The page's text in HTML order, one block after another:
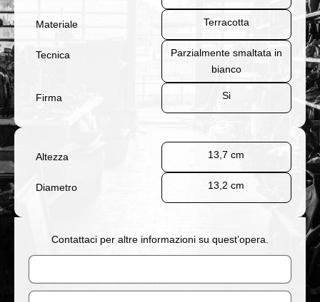
Materiale Terracotta
Tecnica
Parzialmente smaltata in
bianco
Firma Si
Altezza 13,7 cm
Diametro 13,2 cm
Contattaci per altre informazioni su quest’opera.
Nome
Email